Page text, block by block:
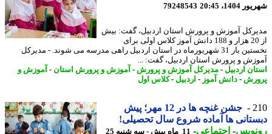
20:45
79248543
آموزش و پرورش استان اردبیل، گفت: بیش
از 20 هزار و 188 دانش آموز کلاس اولی برای
نخستین بار 31 شهریورماه در استان اردبیل راهی مدرسه می شوند. - مدیرکل
و پرورش استان اردبیل، گفت: ...
اردبیل -مدیرکل آموزش و پرورش-آموزش و پرورش استان-آموزش و
-دانش آموز -اردبیل -کلاس اول
جشن غنچه ها در 12 مهر؛ پیش
ها آماده شروع سال تحصیلی!
-اجتماعی-
11 ماه پیش - سه شنبه 25